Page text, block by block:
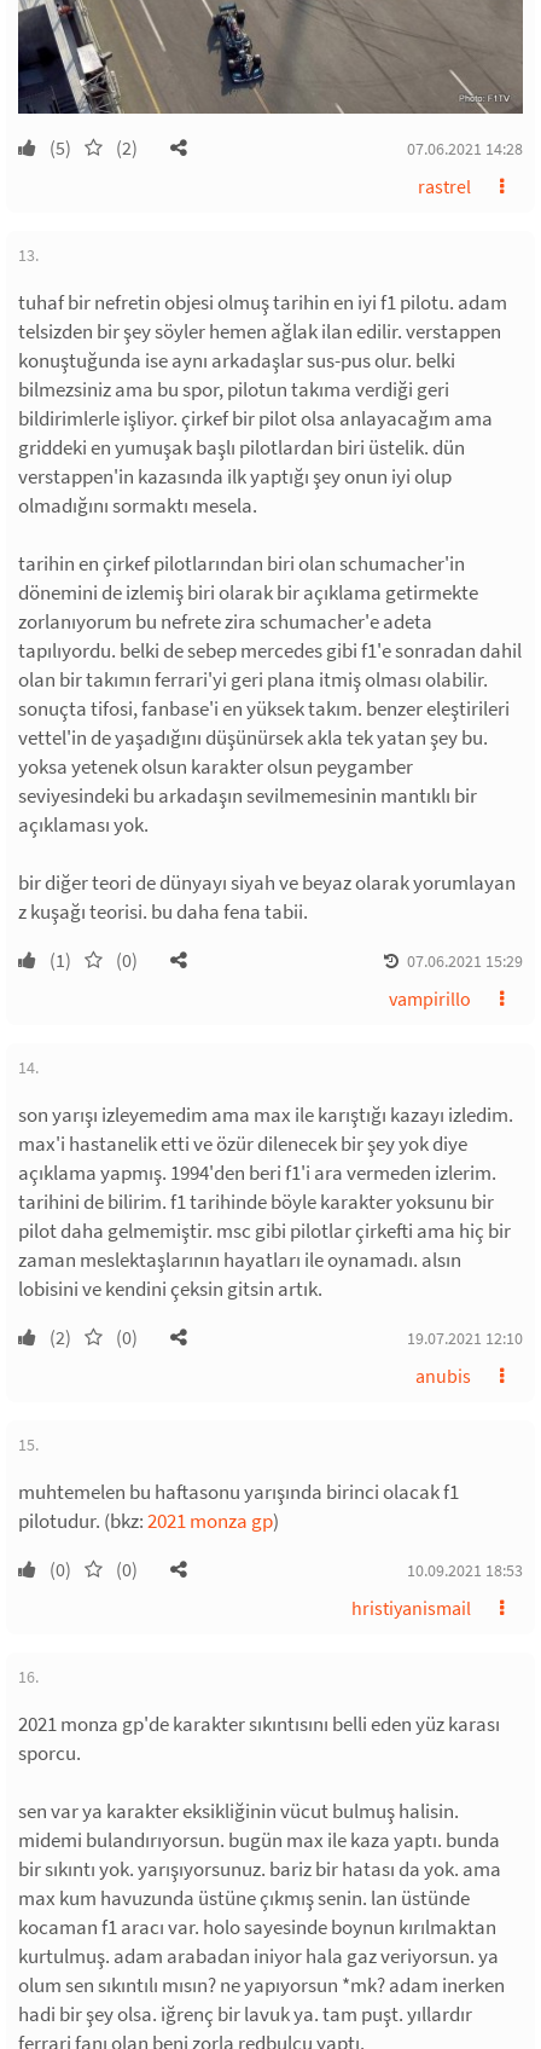
(5) (2) 07.06.2021 14:28
rastrel
13.
tuhaf bir nefretin objesi olmuş tarihin en iyi f1 pilotu. adam
telsizden bir şey söyler hemen ağlak ilan edilir. verstappen
konuştuğunda ise aynı arkadaşlar sus-pus olur. belki
bilmezsiniz ama bu spor, pilotun takıma verdiği geri
bildirimlerle işliyor. çirkef bir pilot olsa anlayacağım ama
griddeki en yumuşak başlı pilotlardan biri üstelik. dün
verstappen'in kazasında ilk yaptığı şey onun iyi olup
olmadığını sormaktı mesela.
tarihin en çirkef pilotlarından biri olan schumacher'in
dönemini de izlemiş biri olarak bir açıklama getirmekte
zorlanıyorum bu nefrete zira schumacher'e adeta
tapılıyordu. belki de sebep mercedes gibi f1'e sonradan dahil
olan bir takımın ferrari'yi geri plana itmiş olması olabilir.
sonuçta tifosi, fanbase'i en yüksek takım. benzer eleştirileri
vettel'in de yaşadığını düşünürsek akla tek yatan şey bu.
yoksa yetenek olsun karakter olsun peygamber
seviyesindeki bu arkadaşın sevilmemesinin mantıklı bir
açıklaması yok.
bir diğer teori de dünyayı siyah ve beyaz olarak yorumlayan
z kuşağı teorisi. bu daha fena tabii.
(1) (0) 07.06.2021 15:29
vampirillo
14.
son yarışı izleyemedim ama max ile karıştığı kazayı izledim.
max'i hastanelik etti ve özür dilenecek bir şey yok diye
açıklama yapmış. 1994'den beri f1'i ara vermeden izlerim.
tarihini de bilirim. f1 tarihinde böyle karakter yoksunu bir
pilot daha gelmemiştir. msc gibi pilotlar çirkefti ama hiç bir
zaman meslektaşlarının hayatları ile oynamadı. alsın
lobisini ve kendini çeksin gitsin artık.
(2) (0) 19.07.2021 12:10
anubis
15.
muhtemelen bu haftasonu yarışında birinci olacak f1
pilotudur. (bkz:2021 monza gp)
(0) (0) 10.09.2021 18:53
hristiyanismail
16.
2021 monza gp'de karakter sıkıntısını belli eden yüz karası
sporcu.
sen var ya karakter eksikliğinin vücut bulmuş halisin.
midemi bulandırıyorsun. bugün max ile kaza yaptı. bunda
bir sıkıntı yok. yarışıyorsunuz. bariz bir hatası da yok. ama
max kum havuzunda üstüne çıkmış senin. lan üstünde
kocaman f1 aracı var. holo sayesinde boynun kırılmaktan
kurtulmuş. adam arabadan iniyor hala gaz veriyorsun. ya
olum sen sıkıntılı mısın? ne yapıyorsun *mk? adam inerken
hadi bir şey olsa. iğrenç bir lavuk ya. tam puşt. yıllardır
ferrari fanı olan beni zorla redbulcu yaptı.